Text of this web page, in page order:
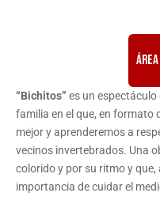
“Bichitos” es un
familia en el que, en
mejor y aprenderemos a
vecinos invertebrados. Una
colorido y por su ritmo y que,
importancia de cuidar el